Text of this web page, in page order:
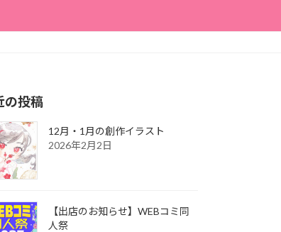
の投稿
12月・1月の創作イラスト
2026年2月2日
【出店のお知らせ】WEBコミ同
人祭